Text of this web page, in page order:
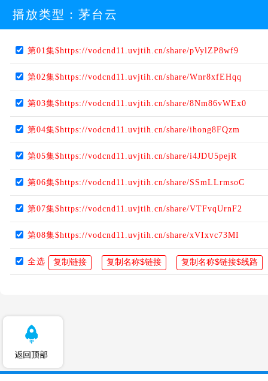
播放类型： 茅台云
第01集$https://vodcnd11.uvjtih.cn/share/pVylZP8wf9
第02集$https://vodcnd11.uvjtih.cn/share/Wnr8xfEHqq
第03集$https://vodcnd11.uvjtih.cn/share/8Nm86vWEx0
第04集$https://vodcnd11.uvjtih.cn/share/ihong8FQzm
第05集$https://vodcnd11.uvjtih.cn/share/i4JDU5pejR
第06集$https://vodcnd11.uvjtih.cn/share/SSmLLrmsoC
第07集$https://vodcnd11.uvjtih.cn/share/VTFvqUrnF2
第08集$https://vodcnd11.uvjtih.cn/share/xVIxvc73MI
全选